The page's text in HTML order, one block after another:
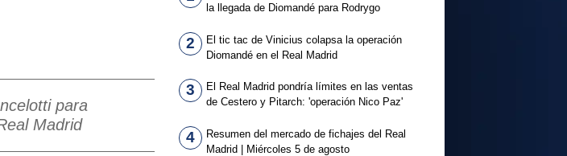
para
Madrid
la llegada de Diomandé para Rodrygo
2
El tic tac de Vinicius colapsa la operación
Diomandé en el Real Madrid
3
El Real Madrid pondría límites en las ventas
de Cestero y Pitarch: 'operación Nico Paz'
4
Resumen del mercado de fichajes del Real
Madrid | Miércoles 5 de agosto